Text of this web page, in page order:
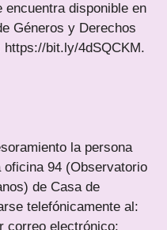
encuentra disponible en
Géneros y Derechos
bit.ly/4dSQCKM.
la persona
94 (Observatorio
de Casa de
telefónicamente al:
correo electrónico: